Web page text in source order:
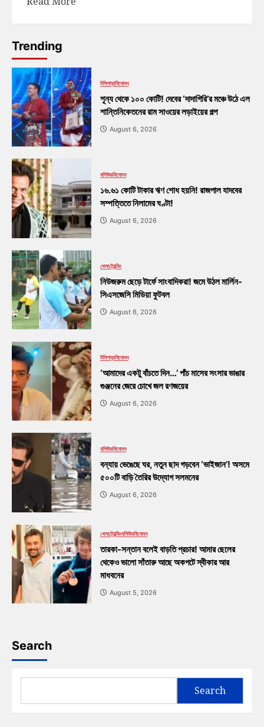
Trending
টলিপাড়াবিনোদন
শূন্য থেকে ১০০ কোটি! দেবের ‘দাদাগিরি’র মঞ্চে উঠে এল
শান্তিনিকেতনের রাম সাওয়ের লড়াইয়ের গল্প
August 6, 2026
বলিউডবিনোদন
১৬.৬১ কোটি টাকার ঋণ শোধ হয়নি! রাজপাল যাদবের
সম্পত্তিতে নিলামের ঘণ্টা!
August 6, 2026
খেলাট্রেন্ডিং
নিউজরুম ছেড়ে টার্ফে সাংবাদিকরা! জমে উঠল মার্লিন-
সিএসজেসি মিডিয়া ফুটবল
August 6, 2026
টলিপাড়াবিনোদন
‘আমাদের একটু বাঁচতে দিন…’ পাঁচ মাসের সংসার ভাঙার
গুঞ্জনের জেরে চোখে জল রণজয়ের
August 6, 2026
বলিউডবিনোদন
বন্যায় ভেঙেছে ঘর, নতুন ছাদ গড়বেন ‘ভাইজান’! অসমে
৫০০টি বাড়ি তৈরির উদ্যোগ সলমনের
August 6, 2026
খেলাট্রেন্ডিংবলিউডবিনোদন
তারকা-সন্তান বলেই বাড়তি প্রচার! আমার ছেলের
থেকেও ভালো সাঁতারু আছে অকপটে স্বীকার আর
মাধবনের
August 5, 2026
Search
Search